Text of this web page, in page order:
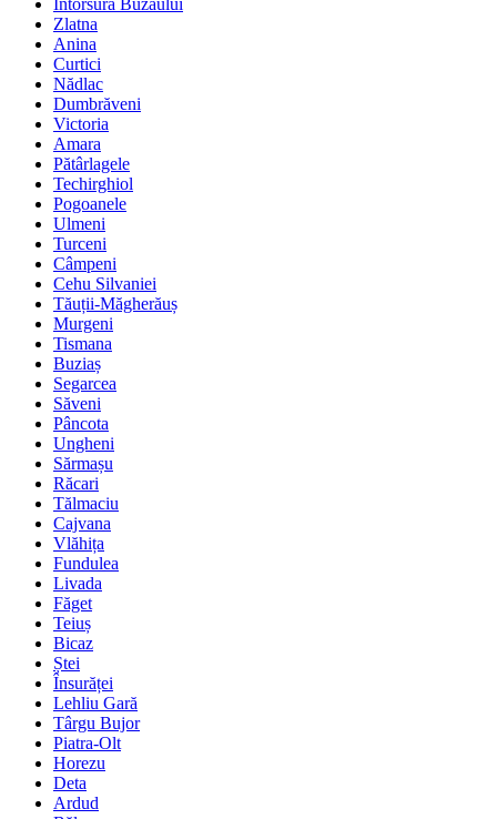
Întorsura Buzăului
Zlatna
Anina
Curtici
Nădlac
Dumbrăveni
Victoria
Amara
Pătârlagele
Techirghiol
Pogoanele
Ulmeni
Turceni
Câmpeni
Cehu Silvaniei
Tăuții-Măgherăuș
Murgeni
Tismana
Buziaș
Segarcea
Săveni
Pâncota
Ungheni
Sărmașu
Răcari
Tălmaciu
Cajvana
Vlăhița
Fundulea
Livada
Făget
Teiuș
Bicaz
Ștei
Însurăței
Lehliu Gară
Târgu Bujor
Piatra-Olt
Horezu
Deta
Ardud